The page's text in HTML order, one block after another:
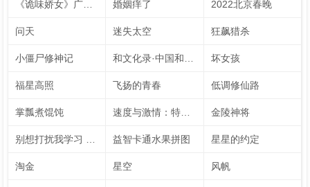
婚姻痒了 2022北京春晚
问天 迷失太空 狂飙猎杀
小僵尸修神记 坏女孩
福星高照 飞扬的青春 低调修仙路
掌瓢煮馄饨 金陵神将
益智卡通水果拼图 星星的约定
淘金 星空 风帆